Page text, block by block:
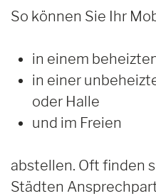
So können Sie Ihr
in einem
in einer
oder Halle
und im Freien
abstellen. Oft finden
Städten